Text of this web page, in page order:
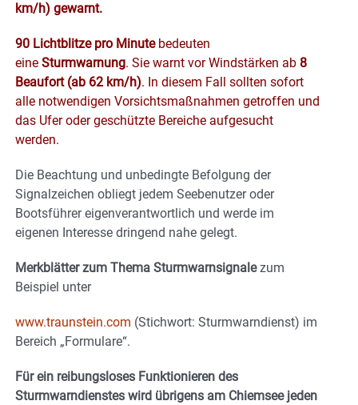
km/h) gewarnt.
90 Lichtblitze pro Minutebedeuten
eine Sturmwarnung. Sie warnt vor Windstärken ab 8
Beaufort (ab 62 km/h). In diesem Fall sollten sofort
alle notwendigen Vorsichtsmaßnahmen getroffen und
das Ufer oder geschützte Bereiche aufgesucht
werden.
Die Beachtung und unbedingte Befolgung der
Signalzeichen obliegt jedem Seebenutzer oder
Bootsführer eigenverantwortlich und werde im
eigenen Interesse dringend nahe gelegt.
Merkblätter zum Thema Sturmwarnsignalezum
Beispiel unter
www.traunstein.com (Stichwort: Sturmwarndienst) im
Bereich „Formulare“.
Für ein reibungsloses Funktionieren des
Sturmwarndienstes wird übrigens am Chiemsee jeden